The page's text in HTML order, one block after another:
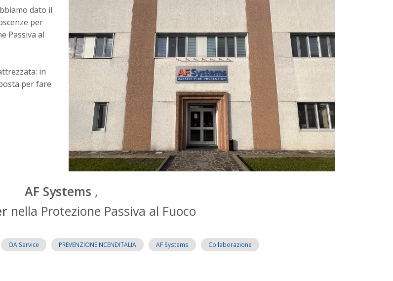
dato il
per
Passiva al
in
per fare
AF Systems ,
nella Protezione Passiva al Fuoco
OA Service PREVENZIONEINCENDITALIA AF Systems Collaborazione